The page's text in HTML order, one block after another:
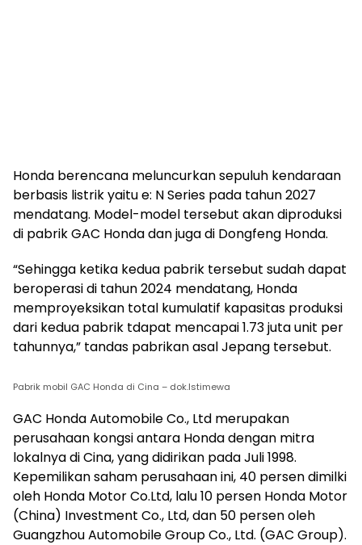
Honda berencana meluncurkan sepuluh kendaraan
berbasis listrik yaitu e: N Series pada tahun 2027
mendatang. Model-model tersebut akan diproduksi
di pabrik GAC Honda dan juga di Dongfeng Honda.
“Sehingga ketika kedua pabrik tersebut sudah dapat
beroperasi di tahun 2024 mendatang, Honda
memproyeksikan total kumulatif kapasitas produksi
dari kedua pabrik tdapat mencapai 1.73 juta unit per
tahunnya,” tandas pabrikan asal Jepang tersebut.
Pabrik mobil GAC Honda di Cina – dok.Istimewa
GAC Honda Automobile Co., Ltd merupakan
perusahaan kongsi antara Honda dengan mitra
lokalnya di Cina, yang didirikan pada Juli 1998.
Kepemilikan saham perusahaan ini, 40 persen dimilki
oleh Honda Motor Co.Ltd, lalu 10 persen Honda Motor
(China) Investment Co., Ltd, dan 50 persen oleh
Guangzhou Automobile Group Co., Ltd. (GAC Group).